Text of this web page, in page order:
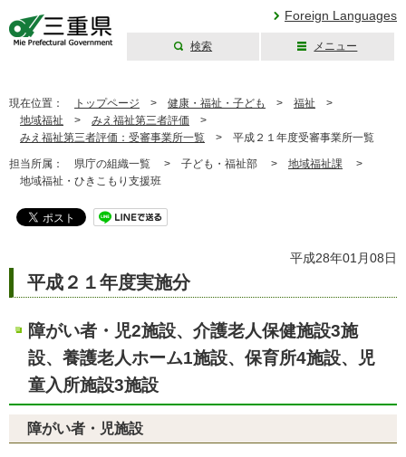
Foreign Languages
検索 メニュー
現在位置： トップページ > 健康・福祉・子ども > 福祉 >
地域福祉 > みえ福祉第三者評価 >
みえ福祉第三者評価：受審事業所一覧 > 平成２１年度受審事業所一覧
担当所属： 県庁の組織一覧 > 子ども・福祉部 > 地域福祉課 >
地域福祉・ひきこもり支援班
平成28年01月08日
平成２１年度実施分
障がい者・児2施設、介護老人保健施設3施
設、養護老人ホーム1施設、保育所4施設、児
童入所施設3施設
障がい者・児施設